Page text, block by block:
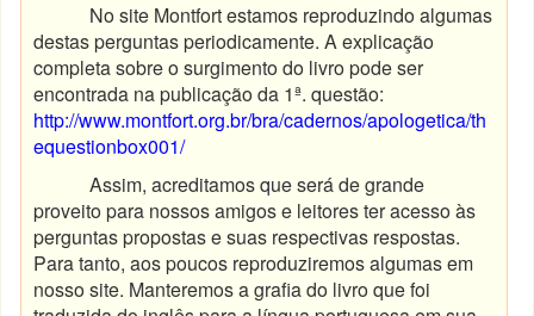
No site Montfort estamos reproduzindo algumas
destas perguntas periodicamente. A explicação
completa sobre o surgimento do livro pode ser
encontrada na publicação da 1ª. questão:
http://www.montfort.org.br/bra/cadernos/apologetica/th
equestionbox001/
Assim, acreditamos que será de grande
proveito para nossos amigos e leitores ter acesso às
perguntas propostas e suas respectivas respostas.
Para tanto, aos poucos reproduziremos algumas em
nosso site. Manteremos a grafia do livro que foi